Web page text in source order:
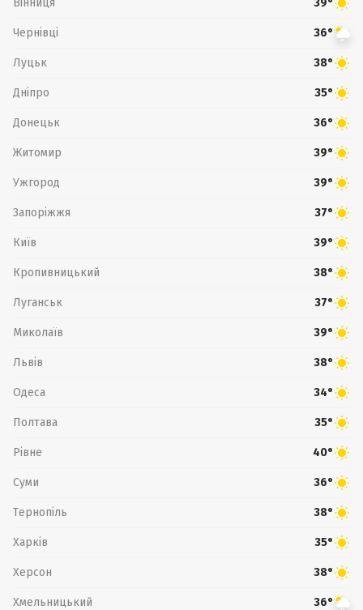
39°
Чернівці 36°
Луцьк 38°
Дніпро 35°
Донецьк 36°
Житомир 39°
Ужгород 39°
Запоріжжя 37°
Київ 39°
Кропивницький 38°
Луганськ 37°
Миколаїв 39°
Львів 38°
Одеса 34°
Полтава 35°
Рівне 40°
Суми 36°
Тернопіль 38°
Харків 35°
Херсон 38°
Хмельницький 36°